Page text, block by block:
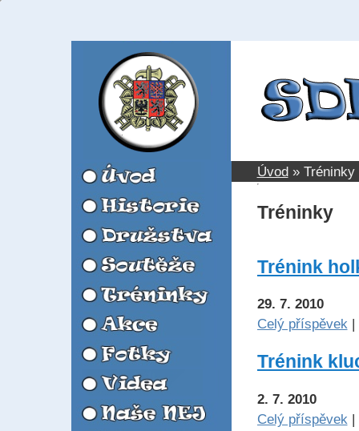
Úvod» Tréninky
Tréninky
Trénink
29. 7. 2010
Celý příspěvek |
Trénink
2. 7. 2010
Celý příspěvek |